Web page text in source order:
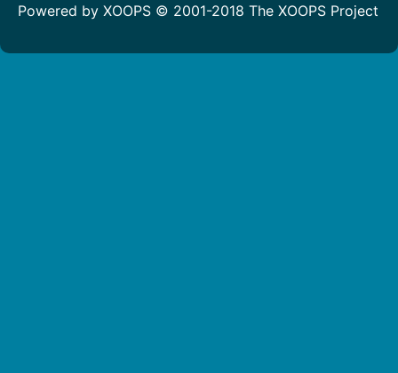
Powered by XOOPS © 2001-2018 The XOOPS Project